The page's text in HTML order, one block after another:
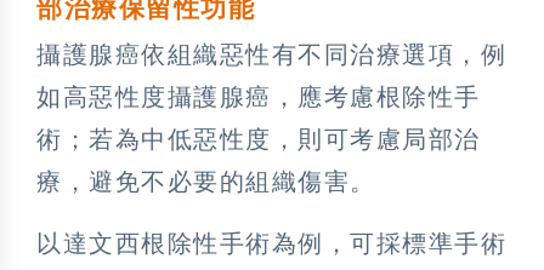
部治療保留性功能
攝護腺癌依組織惡性有不同治療選項，例
如高惡性度攝護腺癌，應考慮根除性手
術；若為中低惡性度，則可考慮局部治
療，避免不必要的組織傷害。
以達文西根除性手術為例，可採標準手術